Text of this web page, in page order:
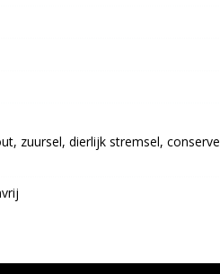
zuursel, dierlijk stremsel,